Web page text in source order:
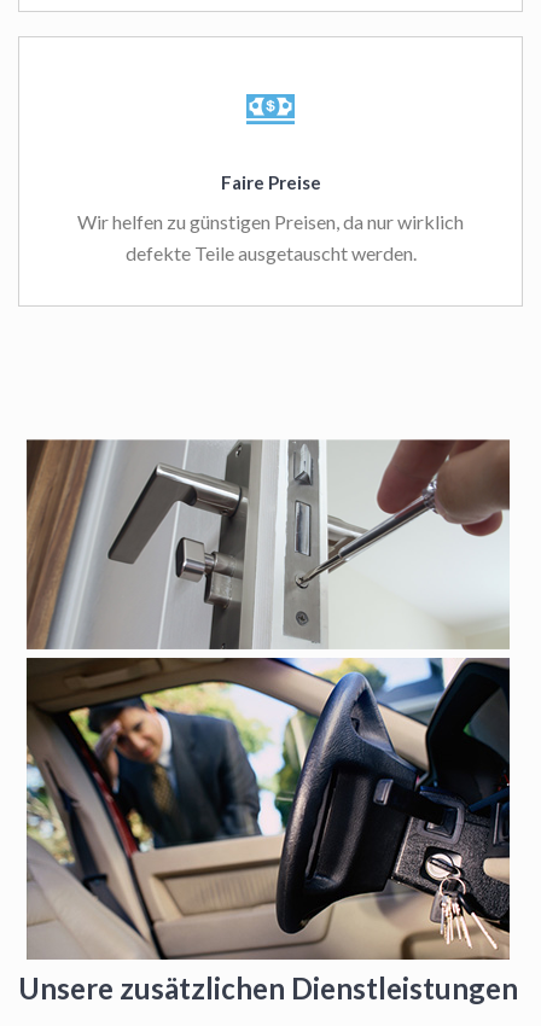
Faire Preise
Wir helfen zu günstigen Preisen, da nur wirklich
defekte Teile ausgetauscht werden.
Unsere zusätzlichen Dienstleistungen